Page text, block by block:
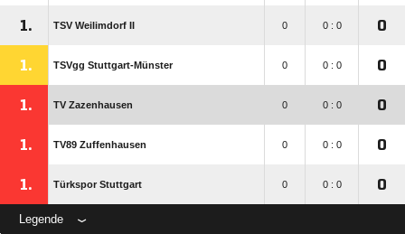
1. TSV Weilimdorf II 0 0 : 0 0
1. TSVgg Stuttgart-Münster 0 0 : 0 0
1. TV Zazenhausen 0 0 : 0 0
1. TV89 Zuffenhausen 0 0 : 0 0
1. Türkspor Stuttgart 0 0 : 0 0
Legende